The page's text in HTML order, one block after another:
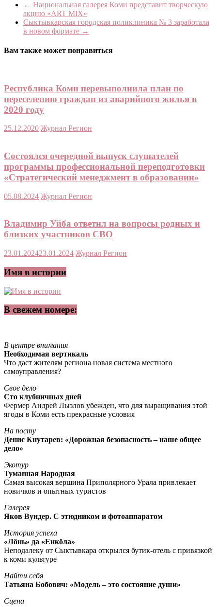
← Национальная галерея Коми представит творческую
акцию «ART MIX»
Сыктывкарская городская поликлиника № 3 заработала
в новом формате →
Вам также может понравиться
Республика Коми перевыполнила план по
переселению граждан из аварийного жилья в
2020 году
25.12.2020 Журнал Регион
Состоялся очередной выпуск слушателей
программы профессиональной переподготовки
«Стратегический менеджмент в образовании»
05.08.2024 Журнал Регион
Владимир Уйба ответил на вопросы родных и
близких участников СВО
23.01.202423.01.2024 Журнал Регион
Имя в истории
В свежем номере:
В центре внимания
Необходимая вертикаль
Что даст жителям региона новая система местного
самоуправления?
Свое дело
Сто клубничных дней
Фермер Андрей Лызлов убежден, что для выращивания этой
ягоды в Коми есть прекрасные условия
На посту
Денис Кнутарев: «Дорожная безопасность – наше общее
дело»
Экотур
Туманная Народная
Самая высокая вершина Приполярного Урала привлекает
новичков и опытных туристов
Галерея
Яков Вундер. С этюдником и фотоаппаратом
История успеха
«Лöнь» да «Енкöла»
Неподалеку от Сыктывкара открылся бутик-отель с привязкой
к коми культуре
Найти себя
Татьяна Бобович: «Модель – это состояние души»
Сцена